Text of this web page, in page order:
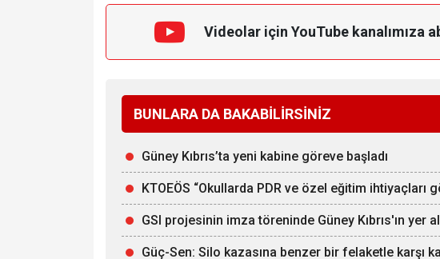
Videolar için YouTube kanalımıza
BUNLARA DA BAKABİLİRSİNİZ
Güney Kıbrıs’ta yeni kabine göreve başladı
KTOEÖS “Okullarda PDR ve özel eğitim ihtiyaçları
GSI projesinin imza töreninde Güney Kıbrıs'ın yer
Güç-Sen: Silo kazasına benzer bir felaketle karşı